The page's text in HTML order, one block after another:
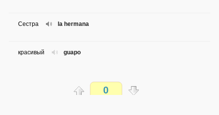
la hermana
Сестра
guapo
красивый
0